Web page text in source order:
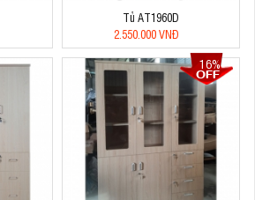
Tủ AT1960D
2.550.000 VNĐ
16%